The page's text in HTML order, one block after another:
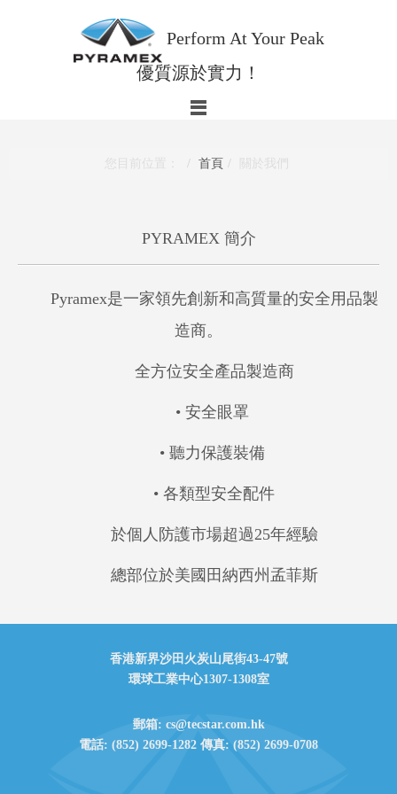
Perform At Your Peak
優質源於實力！
您目前位置： 首頁 關於我們
PYRAMEX 簡介
Pyramex是一家領先創新和高質量的安全用品製
造商。
全方位安全產品製造商
• 安全眼罩
• 聽力保護裝備
• 各類型安全配件
於個人防護市場超過25年經驗
總部位於美國田納西州孟菲斯
香港新界沙田火炭山尾街43-47號
環球工業中心1307-1308室
郵箱: cs@tecstar.com.hk
電話: (852) 2699-1282 傳真: (852) 2699-0708